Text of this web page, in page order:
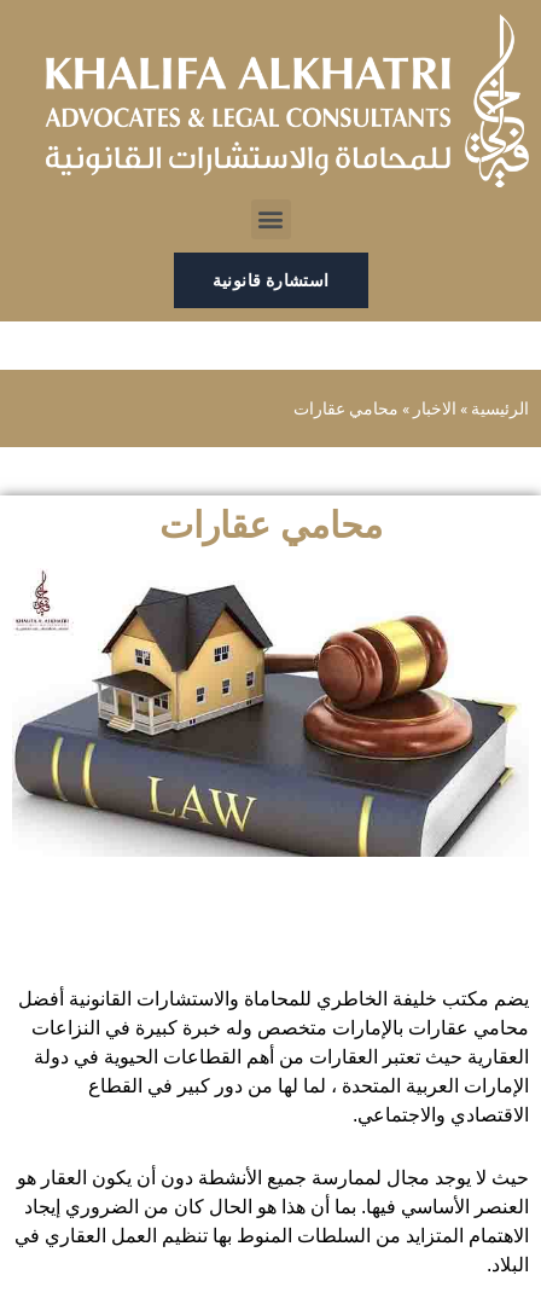
تخطي
المحتوى
Menu
استشارة قانونية
الرئيسية » الاخبار » محامي عقارات
محامي عقارات
يضم مكتب خليفة الخاطري للمحاماة والاستشارات القانونية أفضل
محامي عقارات بالإمارات متخصص وله خبرة كبيرة في النزاعات
العقارية حيث تعتبر العقارات من أهم القطاعات الحيوية في دولة
الإمارات العربية المتحدة ، لما لها من دور كبير في القطاع
الاقتصادي والاجتماعي.
حيث لا يوجد مجال لممارسة جميع الأنشطة دون أن يكون العقار هو
العنصر الأساسي فيها. بما أن هذا هو الحال كان من الضروري إيجاد
الاهتمام المتزايد من السلطات المنوط بها تنظيم العمل العقاري في
البلاد.